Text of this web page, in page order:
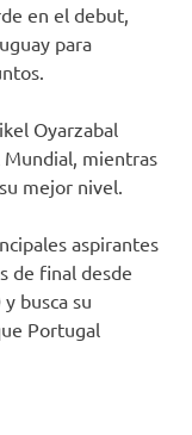
en el debut,
para
Oyarzabal
mientras
mejor nivel.
aspirantes
de final desde
busca su
Portugal